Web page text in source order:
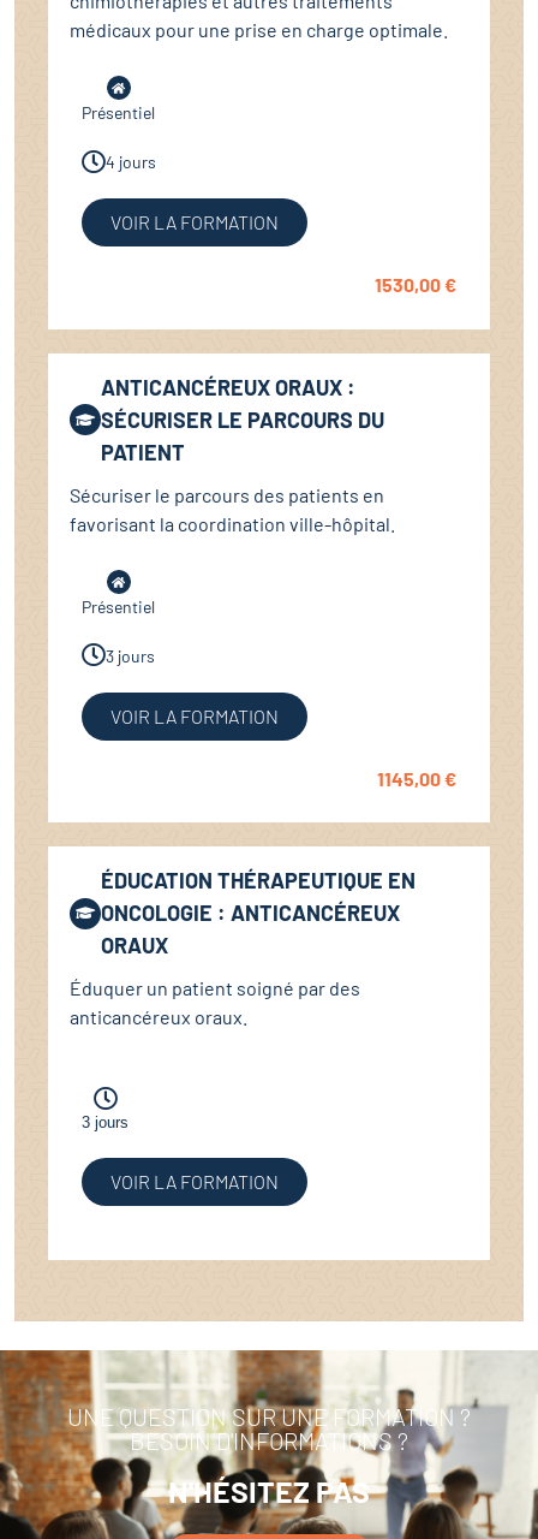
médicaux pour une prise en charge optimale.
Présentiel
4 jours
VOIR LA FORMATION
1530,00€
ANTICANCÉREUX ORAUX :
SÉCURISER LE PARCOURS DU
PATIENT
Sécuriser le parcours des patients en
favorisant la coordination ville-hôpital.
Présentiel
3 jours
VOIR LA FORMATION
1145,00€
ÉDUCATION THÉRAPEUTIQUE EN
ONCOLOGIE : ANTICANCÉREUX
ORAUX
Éduquer un patient soigné par des
anticancéreux oraux.
3 jours
VOIR LA FORMATION
UNE QUESTION SUR UNE FORMATION ?
BESOIN D'INFORMATIONS ?
N'HÉSITEZ PAS